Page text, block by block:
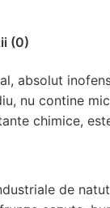
(0)
absolut
nu contine
chimice,
de
“Bio
fi publicată.
cu*